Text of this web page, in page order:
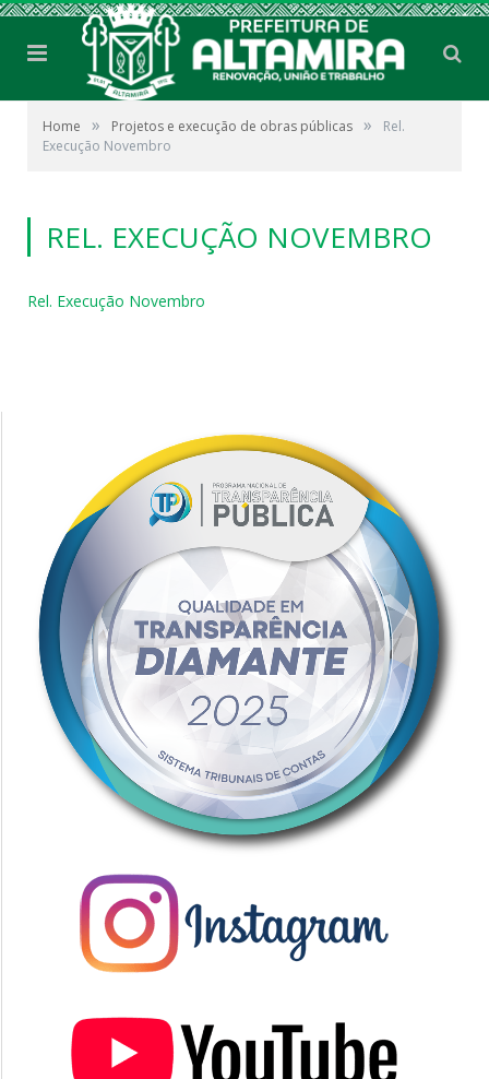
Home » Projetos e execução de obras públicas »
Rel.
Execução Novembro
REL. EXECUÇÃO NOVEMBRO
Rel. Execução Novembro